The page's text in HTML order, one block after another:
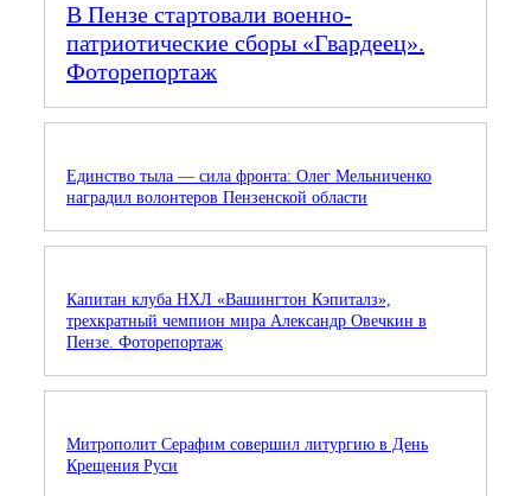
В Пензе стартовали военно-
патриотические сборы «Гвардеец».
Фоторепортаж
Единство тыла — сила фронта: Олег Мельниченко
наградил волонтеров Пензенской области
Капитан клуба НХЛ «Вашингтон Кэпиталз»,
трехкратный чемпион мира Александр Овечкин в
Пензе. Фоторепортаж
Митрополит Серафим совершил литургию в День
Крещения Руси